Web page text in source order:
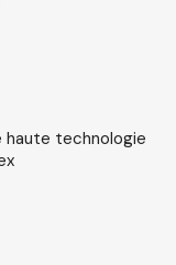
technologie